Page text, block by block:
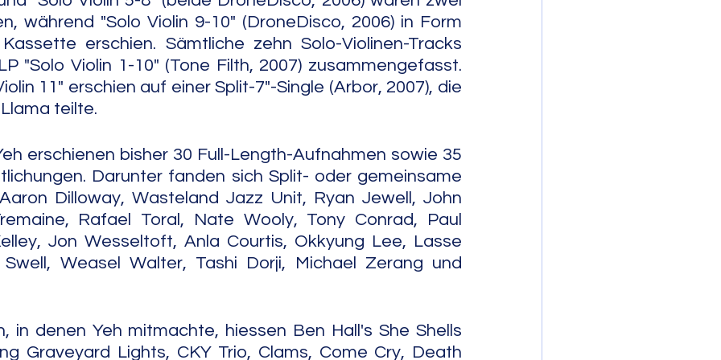
während "Solo Violin 9-10" (DroneDisco, 2006) in Form
erschien. Sämtliche zehn Solo-Violinen-Tracks
"Solo Violin 1-10" (Tone Filth, 2007) zusammengefasst.
11" erschien auf einer Split-7"-Single (Arbor, 2007), die
teilte.
erschienen bisher 30 Full-Length-Aufnahmen sowie 35
Darunter fanden sich Split- oder gemeinsame
Dilloway, Wasteland Jazz Unit, Ryan Jewell, John
Rafael Toral, Nate Wooly, Tony Conrad, Paul
Jon Wesseltoft, Anla Courtis, Okkyung Lee, Lasse
Weasel Walter, Tashi Dorji, Michael Zerang und
in denen Yeh mitmachte, hiessen Ben Hall's She Shells
Graveyard Lights, CKY Trio, Clams, Come Cry, Death